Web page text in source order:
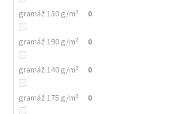
gramáž 130 g/m² 0
gramáž 190 g/m² 0
gramáž 140 g/m² 0
gramáž 175 g/m² 0